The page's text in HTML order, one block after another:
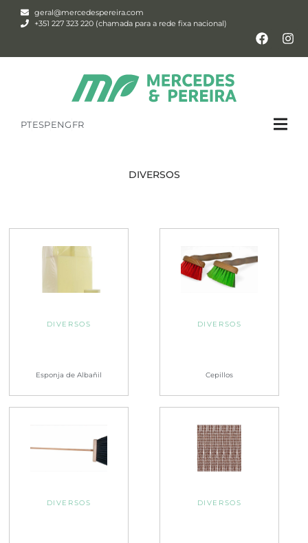
geral@mercedespereira.com
+351 227 323 220 (chamada para a rede fixa nacional)
PTESPENGFR
DIVERSOS
DIVERSOS
Esponja de Albañil
DIVERSOS
Cepillos
DIVERSOS DIVERSOS